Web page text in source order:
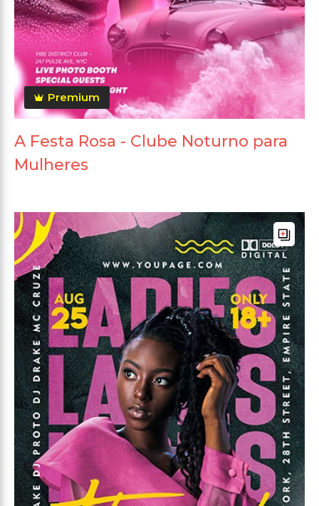
Premium
A Festa Rosa - Clube Noturno para
Mulheres